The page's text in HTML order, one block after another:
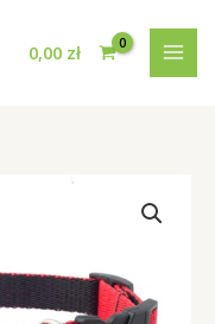
0,00 zł